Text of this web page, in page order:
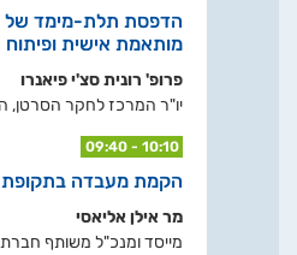
הדפסת תלת-מימד של
מותאמת אישית ופיתוח
פרופ' רונית סצ'י פיאנרו
יו"ר המרכז לחקר הסרטן,
09:40 - 10:10
הקמת מעבדה בתקופת
מר אילן אליאסי
מייסד ומנכ"ל משותף חברת CITRINE Solutions